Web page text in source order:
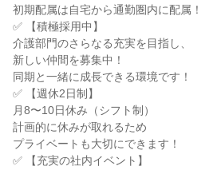
初期配属は自宅から通勤圏内に配属！
✅ 【積極採用中】
介護部門のさらなる充実を目指し、
新しい仲間を募集中！
同期と一緒に成長できる環境です！
✅ 【週休2日制】
月8〜10日休み（シフト制）
計画的に休みが取れるため
プライベートも大切にできます！
✅ 【充実の社内イベント】